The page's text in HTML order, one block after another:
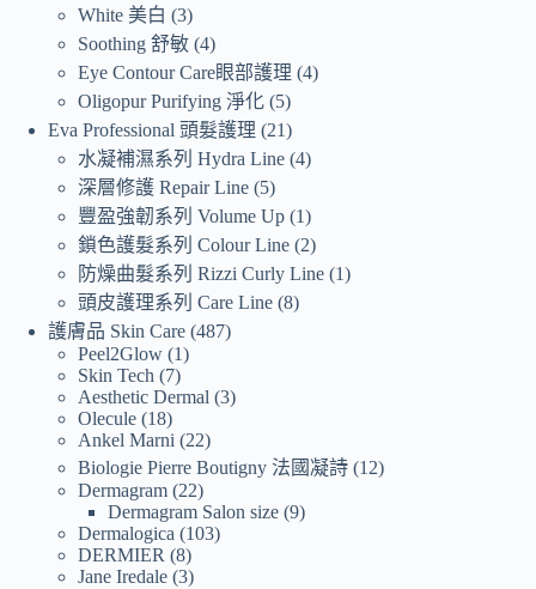
White 美白
3
Soothing 舒敏 4
Eye Contour Care眼部護理 4
Oligopur Purifying 淨化 5
Eva Professional 頭髮護理 21
水凝補濕系列 Hydra Line 4
深層修護 Repair Line 5
豐盈強韌系列 Volume Up 1
鎖色護髮系列 Colour Line 2
防燥曲髮系列 Rizzi Curly Line 1
頭皮護理系列 Care Line 8
護膚品 Skin Care 487
Peel2Glow 1
Skin Tech 7
Aesthetic Dermal 3
Olecule 18
Ankel Marni 22
Biologie Pierre Boutigny 法國凝詩 12
Dermagram 22
Dermagram Salon size 9
Dermalogica 103
DERMIER 8
Jane Iredale 3